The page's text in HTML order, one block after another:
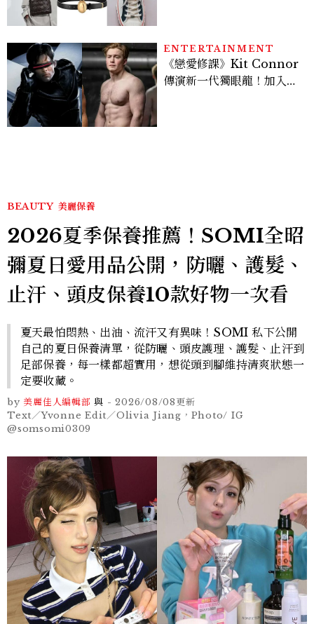
ENTERTAINMENT
《戀愛修課》Kit Connor
傳演新一代獨眼龍！加入新
BEAUTY 美麗保養
2026夏季保養推薦！SOMI全昭
彌夏日愛用品公開，防曬、護髮、
止汗、頭皮保養10款好物一次看
夏天最怕悶熱、出油、流汗又有異味！SOMI 私下公開
自己的夏日保養清單，從防曬、頭皮護理、護髮、止汗到
足部保養，每一樣都超實用，想從頭到腳維持清爽狀態一
定要收藏。
by 美麗佳人編輯部 與 -2026/08/08更新
Text／Yvonne Edit／Olivia Jiang，Photo/ IG
@somsomi0309